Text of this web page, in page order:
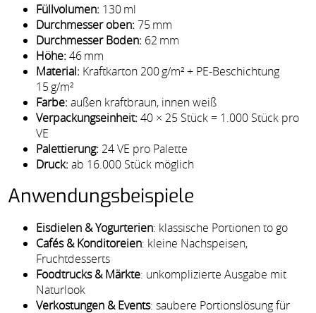
Füllvolumen: 130 ml
Durchmesser oben: 75 mm
Durchmesser Boden: 62 mm
Höhe: 46 mm
Material: Kraftkarton 200 g/m² + PE-Beschichtung
15 g/m²
Farbe: außen kraftbraun, innen weiß
Verpackungseinheit: 40 × 25 Stück = 1.000 Stück pro
VE
Palettierung: 24 VE pro Palette
Druck: ab 16.000 Stück möglich
Anwendungsbeispiele
Eisdielen & Yogurterien: klassische Portionen to go
Cafés & Konditoreien: kleine Nachspeisen,
Fruchtdesserts
Foodtrucks & Märkte: unkomplizierte Ausgabe mit
Naturlook
Verkostungen & Events: saubere Portionslösung für